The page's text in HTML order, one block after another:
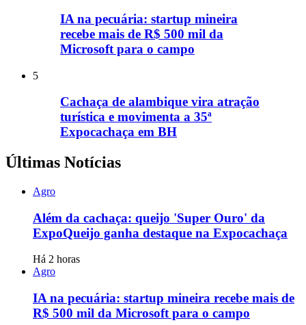
IA na pecuária: startup mineira
recebe mais de R$ 500 mil da
Microsoft para o campo
5
Cachaça de alambique vira atração
turística e movimenta a 35ª
Expocachaça em BH
Últimas Notícias
Agro
Além da cachaça: queijo 'Super Ouro' da
ExpoQueijo ganha destaque na Expocachaça
Há 2 horas
Agro
IA na pecuária: startup mineira recebe mais de
R$ 500 mil da Microsoft para o campo